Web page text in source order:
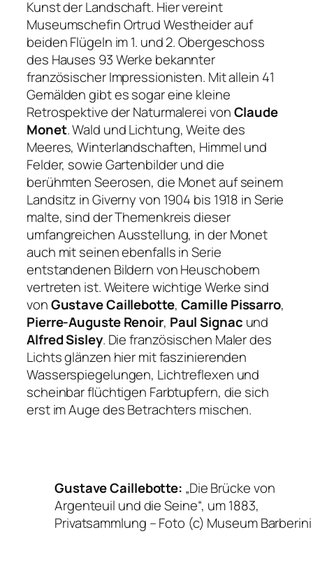
Kunst der Landschaft. Hier vereint
Museumschefin Ortrud Westheider auf
beiden Flügeln im 1. und 2. Obergeschoss
des Hauses 93 Werke bekannter
französischer Impressionisten. Mit allein 41
Gemälden gibt es sogar eine kleine
Retrospektive der Naturmalerei vonClaude
Monet. Wald und Lichtung, Weite des
Meeres, Winterlandschaften, Himmel und
Felder, sowie Gartenbilder und die
berühmten Seerosen, die Monet auf seinem
Landsitz in Giverny von 1904 bis 1918 in Serie
malte, sind der Themenkreis dieser
umfangreichen Ausstellung, in der Monet
auch mit seinen ebenfalls in Serie
entstandenen Bildern von Heuschobern
vertreten ist. Weitere wichtige Werke sind
vonGustave Caillebotte, Camille Pissarro,
Pierre-Auguste Renoir, Paul Signac und
Alfred Sisley. Die französischen Maler des
Lichts glänzen hier mit faszinierenden
Wasserspiegelungen, Lichtreflexen und
scheinbar flüchtigen Farbtupfern, die sich
erst im Auge des Betrachters mischen.
Gustave Caillebotte: „Die Brücke von
Argenteuil und die Seine“, um 1883,
Privatsammlung – Foto (c) Museum Barberini